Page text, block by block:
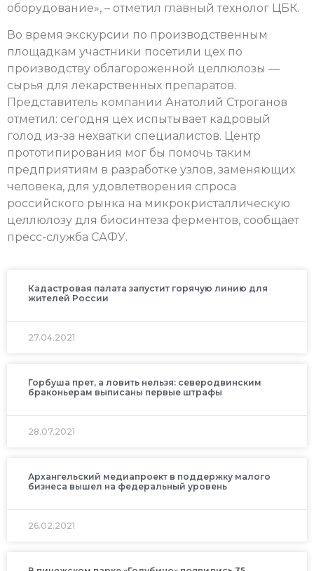
оборудование», – отметил главный технолог ЦБК.
Во время экскурсии по производственным
площадкам участники посетили цех по
производству облагороженной целлюлозы —
сырья для лекарственных препаратов.
Представитель компании Анатолий Строганов
отметил: сегодня цех испытывает кадровый
голод из-за нехватки специалистов. Центр
прототипирования мог бы помочь таким
предприятиям в разработке узлов, заменяющих
человека, для удовлетворения спроса
российского рынка на микрокристаллическую
целлюлозу для биосинтеза ферментов, сообщает
пресс-служба САФУ.
Кадастровая палата запустит горячую линию для
жителей России
27.04.2021
Горбуша прет, а ловить нельзя: северодвинским
браконьерам выписаны первые штрафы
28.07.2021
Архангельский медиапроект в поддержку малого
бизнеса вышел на федеральный уровень
26.02.2021